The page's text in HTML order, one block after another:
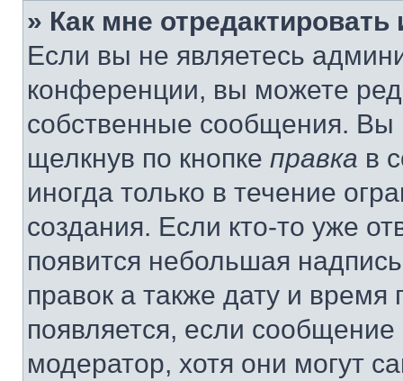
» Как мне
Если вы не являетесь
конференции, вы можете
собственные сообщения. Вы
щелкнув по кнопке правка в
иногда только в течение
создания. Если кто-то уже
появится небольшая
правок а также дату и
появляется, если
модератор, хотя они могут